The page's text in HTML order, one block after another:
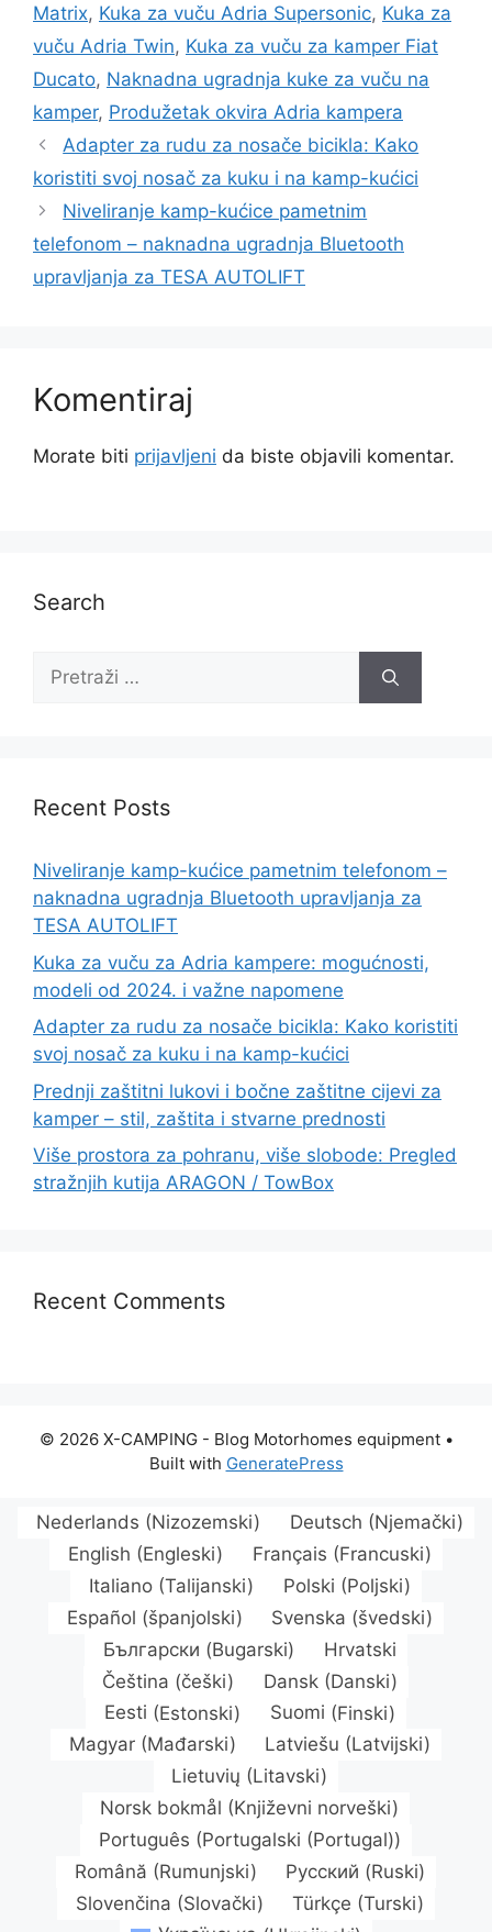
Matrix, Kuka za vuču Adria Supersonic, Kuka za
vuču Adria Twin, Kuka za vuču za kamper Fiat
Ducato, Naknadna ugradnja kuke za vuču na
kamper, Produžetak okvira Adria kampera
Adapter za rudu za nosače bicikla: Kako
koristiti svoj nosač za kuku i na kamp-kućici
Niveliranje kamp-kućice pametnim
telefonom – naknadna ugradnja Bluetooth
upravljanja za TESA AUTOLIFT
Komentiraj
Morate biti prijavljeni da biste objavili komentar.
Search
Recent Posts
Niveliranje kamp-kućice pametnim telefonom –
naknadna ugradnja Bluetooth upravljanja za
TESA AUTOLIFT
Kuka za vuču za Adria kampere: mogućnosti,
modeli od 2024. i važne napomene
Adapter za rudu za nosače bicikla: Kako koristiti
svoj nosač za kuku i na kamp-kućici
Prednji zaštitni lukovi i bočne zaštitne cijevi za
kamper – stil, zaštita i stvarne prednosti
Više prostora za pohranu, više slobode: Pregled
stražnjih kutija ARAGON / TowBox
Recent Comments
© 2026 X-CAMPING - Blog Motorhomes equipment•
Built with GeneratePress
Nederlands (Nizozemski) Deutsch (Njemački)
English (Engleski) Français (Francuski)
Italiano (Talijanski) Polski (Poljski)
Español (španjolski) Svenska (švedski)
Български (Bugarski)
Hrvatski
Čeština (češki) Dansk(Danski)
Eesti (Estonski) Suomi (Finski)
Magyar(Mađarski) Latviešu (Latvijski)
Lietuvių (Litavski)
Norsk bokmål (Književni norveški)
Português (Portugalski (Portugal))
Română (Rumunjski) Русский (Ruski)
Slovenčina (Slovački) Türkçe (Turski)